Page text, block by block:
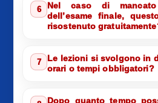
6
Nel caso di mancato
dell’esame finale,
risostenuto
7
Le lezioni si svolgono in
orari o tempi obbligatori?
Dopo quanto tempo